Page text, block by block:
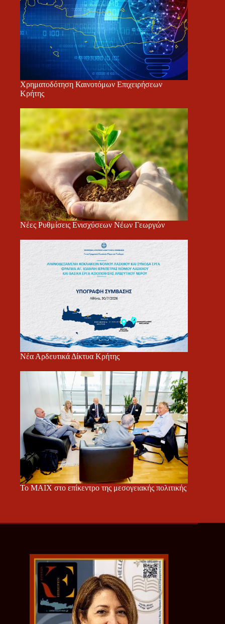
Χρηματοδότηση Καινοτόμων Επιχειρήσεων
Κρήτης
Νέες Ρυθμίσεις Ενισχύσεων Νέων Γεωργών
Νέα Αρδευτικά Δίκτυα Κρήτης
Το ΜΑΙΧ στο επίκεντρο της μεσογειακής πολιτικής